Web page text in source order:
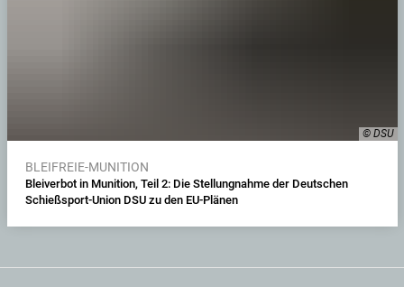
© DSU
BLEIFREIE-MUNITION
Bleiverbot in Munition, Teil 2: Die Stellungnahme der Deutschen
Schießsport-Union DSU zu den EU-Plänen